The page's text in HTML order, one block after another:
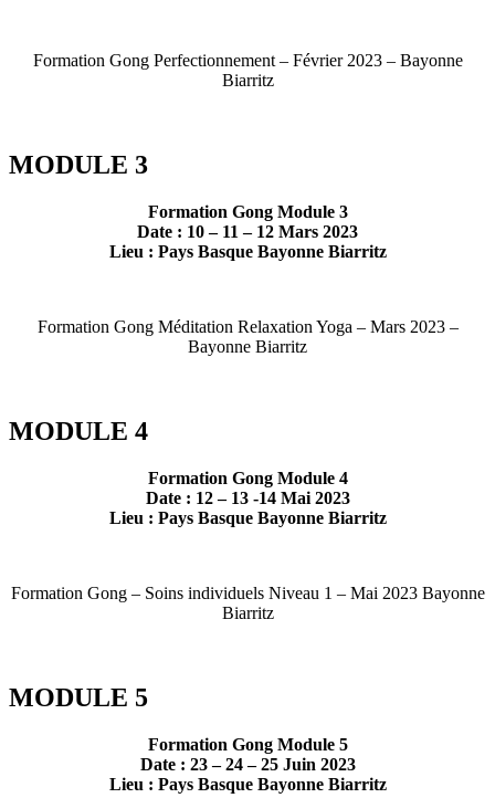
Formation Gong Perfectionnement – Février 2023 – Bayonne
Biarritz
MODULE 3
Formation Gong Module 3
Date : 10 – 11 – 12 Mars 2023
Lieu : Pays Basque Bayonne Biarritz
Formation Gong Méditation Relaxation Yoga – Mars 2023 –
Bayonne Biarritz
MODULE 4
Formation Gong Module 4
Date : 12 – 13 -14 Mai 2023
Lieu : Pays Basque Bayonne Biarritz
Formation Gong – Soins individuels Niveau 1 – Mai 2023 Bayonne
Biarritz
MODULE 5
Formation Gong Module 5
Date : 23 – 24 – 25 Juin 2023
Lieu : Pays Basque Bayonne Biarritz